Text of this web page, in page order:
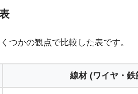
つかの観点で比較した表です。
線材 (ワイヤ・鉄